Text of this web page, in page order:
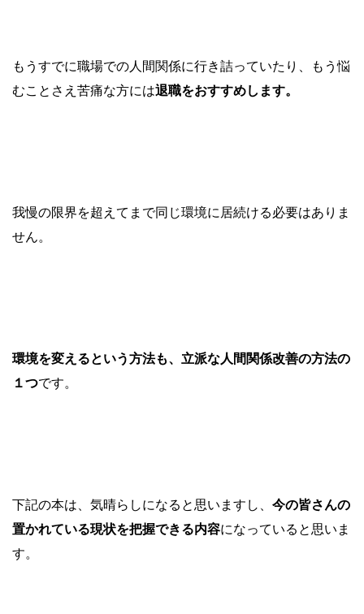
もうすでに職場での人間関係に行き詰っていたり、もう悩
むことさえ苦痛な方には退職をおすすめします。
我慢の限界を超えてまで同じ環境に居続ける必要はありま
せん。
環境を変えるという方法も、立派な人間関係改善の方法の
１つです。
下記の本は、気晴らしになると思いますし、 今の皆さんの
置かれている現状を把握できる内容になっていると思いま
す。